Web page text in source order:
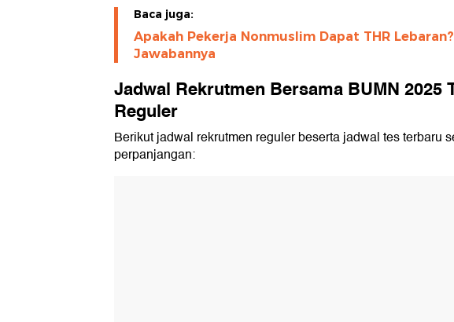
Baca juga:
Apakah Pekerja Nonmuslim Dapat THR
Jawabannya
Jadwal Rekrutmen Bersama BUMN 2025
Reguler
Berikut jadwal rekrutmen reguler beserta jadwal tes terbaru
perpanjangan: